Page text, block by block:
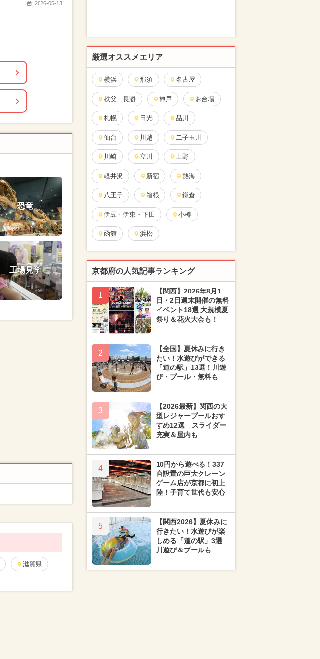
2026-05-13
恐竜
工場見学
滋賀県
厳選オススメエリア
横浜 那須 名古屋
秩父・長瀞 神戸 お台場
札幌 日光 品川
仙台 川越 二子玉川
川崎 立川 上野
軽井沢 新宿 熱海
八王子 箱根 鎌倉
伊豆・伊東・下田 小樽
函館 浜松
京都府の人気記事ランキング
1
【関西】2026年8月1
日・2日週末開催の無料
イベント18選 大規模夏
祭り＆花火大会も！
2
【全国】夏休みに行き
たい！水遊びができる
「道の駅」13選！川遊
び・プール・無料も
3
【2026最新】関西の大
型レジャープールおす
すめ12選 スライダー
充実＆屋内も
4
10円から遊べる！337
台設置の巨大クレーン
ゲーム店が京都に初上
陸！子育て世代も安心
5
【関西2026】夏休みに
行きたい！水遊びが楽
しめる「道の駅」3選
川遊び＆プールも